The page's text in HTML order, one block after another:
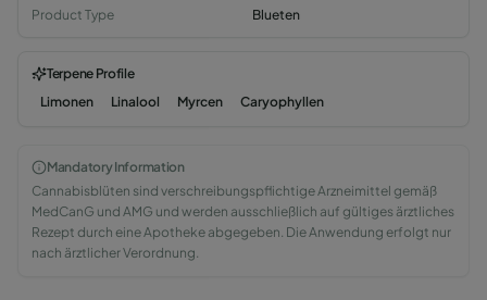
Product Type
Blueten
Terpene Profile
Limonen
Linalool Myrcen Caryophyllen
Mandatory Information
Cannabisblüten sind verschreibungspflichtige Arzneimittel gemäß
MedCanG und AMG und werden ausschließlich auf gültiges ärztliches
Rezept durch eine Apotheke abgegeben. Die Anwendung erfolgt nur
nach ärztlicher Verordnung.